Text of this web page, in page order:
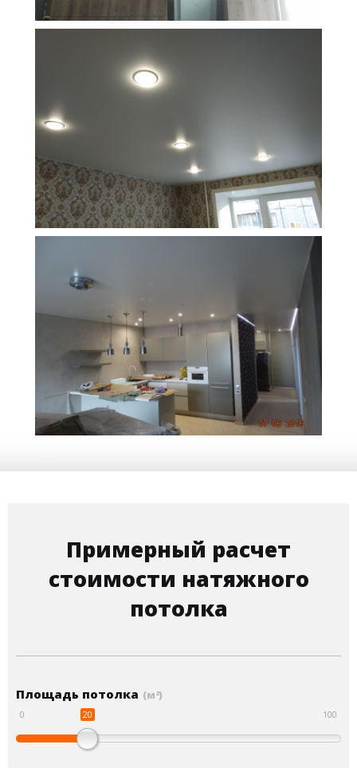
Площадь 9 м2 Стоимость 5 500 руб.
Площадь 25 м2 Стоимость 9 000 руб.
Примерный расчет
стоимости натяжного
потолка
Площадь потолка (м 2)
0 100
20